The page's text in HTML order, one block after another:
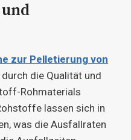
zur Pelletierung von
die Qualität und
Rohmaterials
lassen sich in
was die Ausfallraten